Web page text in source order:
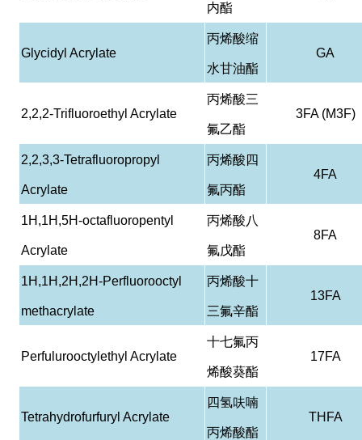
内酯
Glycidyl Acrylate
丙烯酸缩
水甘油酯
GA
2,2,2-Trifluoroethyl Acrylate
丙烯酸三
氟乙酯
3FA (M3F)
2,2,3,3-Tetrafluoropropyl
Acrylate
丙烯酸四
氟丙酯
4FA
1H,1H,5H-octafluoropentyl
Acrylate
丙烯酸八
氟戊酯
8FA
1H,1H,2H,2H-Perfluorooctyl
methacrylate
丙烯酸十
三氟辛酯
13FA
Perfulurooctylethyl Acrylate
十七氟丙
烯酸葵酯
17FA
Tetrahydrofurfuryl Acrylate
四氢呋喃
丙烯酸酯
THFA